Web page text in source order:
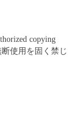
copying
使用を固く禁じ